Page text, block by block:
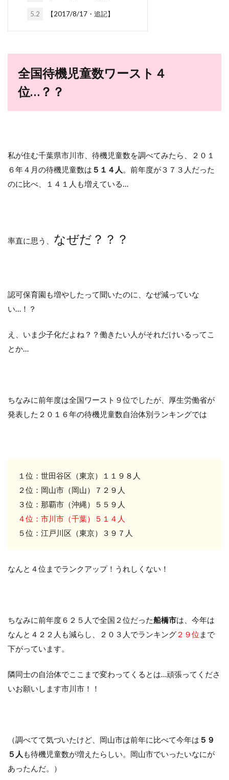
5.2 【2017/8/17・追記】
全国待機児童数ワースト４
位…？？
私が住む千葉県市川市、待機児童数を調べてみたら、２０１
６年４月の待機児童数は ５１４人 。前年度が３７３人だった
のに比べ、１４１人も増えている…
率直に思う、 なぜだ？？？
認可保育園も増やしたって聞いたのに、なぜ減っていな
い…！？
え、いま少子化だよね？？働きたい人がそれだけいるってこ
とか…
ちなみに前年度は全国ワースト９位でしたが、厚生労働省が
発表した２０１６年の待機児童数自治体別ランキングでは
１位：世田谷区（東京）１１９８人
２位：岡山市（岡山）７２９人
３位：那覇市（沖縄）５５９人
４位：市川市（千葉）５１４人
５位：江戸川区（東京）３９７人
なんと４位までランクアップ！うれしくない！
ちなみに前年度６２５人で全国２位だった船橋市は、今年は
なんと４２２人も減らし、２０３人でランキング ２９位 まで
下がっています。
隣同士の自治体でここまで変わってくるとは…頑張ってくださ
いお願いします市川市！！
（調べてて気づいたけど、岡山市は前年に比べて今年は ５９
５人 も待機児童数が増えたらしい。岡山市でいったいなにが
あったんだ。）